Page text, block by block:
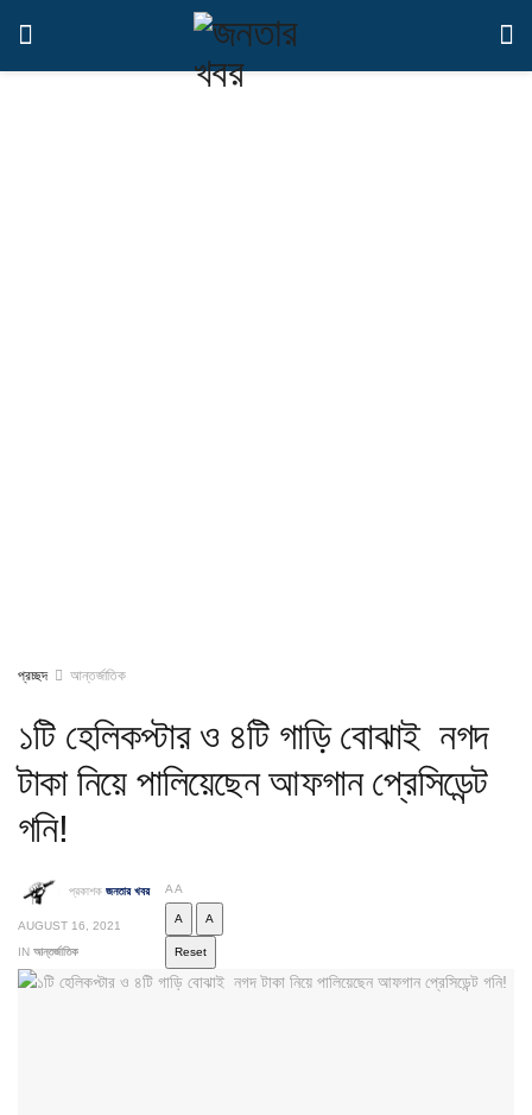
প্রচ্ছদ আন্তর্জাতিক
১টি হেলিকপ্টার ও ৪টি গাড়ি বোঝাই নগদ
টাকা নিয়ে পালিয়েছেন আফগান প্রেসিডেন্ট
গনি!
প্রকাশক জনতার খবর
AUGUST 16, 2021
IN আন্তর্জাতিক
AA
A A
Reset